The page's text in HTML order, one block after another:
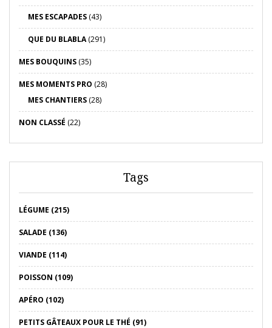
MES ESCAPADES (43)
QUE DU BLABLA(291)
MES BOUQUINS (35)
MES MOMENTS PRO (28)
MES CHANTIERS (28)
NON CLASSÉ (22)
Tags
LÉGUME (215)
SALADE (136)
VIANDE (114)
POISSON (109)
APÉRO (102)
PETITS GÂTEAUX POUR LE THÉ (91)